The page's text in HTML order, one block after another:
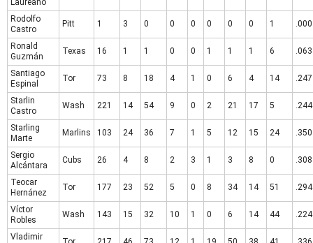
Rodolfo
Castro
Pitt 1 3 0 0 0 0 0 0 1 .000
Ronald
Guzmán
Texas 16 1 1 0 0 1 1 1 6 .063
Santiago
Espinal
Tor 73 8 18 4 1 0 6 4 14 .247
Starlin
Castro
Wash 221 14 54 9 0 2 21 17 5 .244
Starling
Marte
Marlins 103 24 36 7 1 5 12 15 24 .350
Sergio
Alcántara
Cubs 26 4 8 2 3 1 3 8 0 .308
Teocar
Hernánez
Tor 177 23 52 5 0 8 34 14 51 .294
Víctor
Robles
Wash 143 15 32 10 1 0 6 14 44 .224
Vladimir